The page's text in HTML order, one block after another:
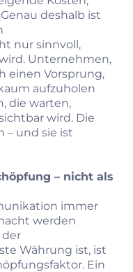
deshalb ist
nur sinnvoll,
Unternehmen,
einen Vorsprung,
aufzuholen
die warten,
wird. Die
– und sie ist
– nicht als
immer
werden
der
Währung ist, ist
Ein